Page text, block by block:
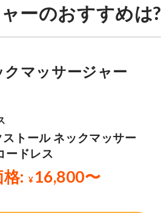
ーのおすすめは?
マッサージャー